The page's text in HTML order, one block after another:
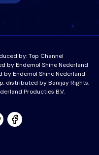
by:Top Channel
by Endemol Shine Nederland
by Endemol Shine Nederland
distributed by Banijay Rights.
Producties B.V.